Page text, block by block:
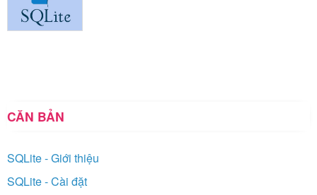
CĂN BẢN
SQLite - Giới thiệu
SQLite - Cài đặt